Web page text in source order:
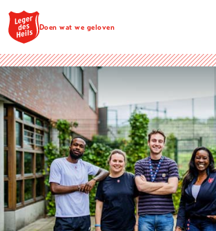
Doen wat we geloven